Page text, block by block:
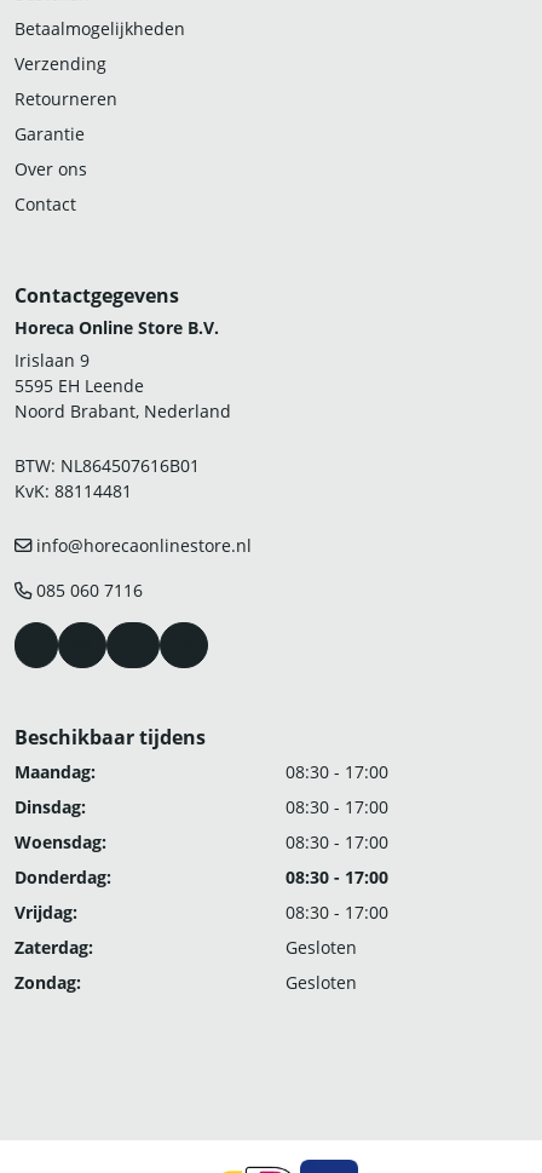
Betaalmogelijkheden
Verzending
Retourneren
Garantie
Over ons
Contact
Contactgegevens
Horeca Online Store B.V.
Irislaan 9
5595 EH Leende
Noord Brabant, Nederland
BTW: NL864507616B01
KvK: 88114481
info@horecaonlinestore.nl
085 060 7116
Beschikbaar tijdens
Maandag:
08:30 - 17:00
Dinsdag:
08:30 - 17:00
Woensdag:
08:30 - 17:00
Donderdag:
08:30 - 17:00
Vrijdag:
08:30 - 17:00
Zaterdag:
Gesloten
Zondag:
Gesloten